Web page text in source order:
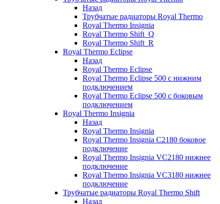
Назад
Трубчатые радиаторы Royal Thermo
Royal Thermo Insignia
Royal Thermo Shift_Q
Royal Thermo Shift_R
Royal Thermo Eclipse
Назад
Royal Thermo Eclipse
Royal Thermo Eclipse 500 с нижним
подключением
Royal Thermo Eclipse 500 с боковым
подключением
Royal Thermo Insignia
Назад
Royal Thermo Insignia
Royal Thermo Insignia C2180 боковое
подключение
Royal Thermo Insignia VC2180 нижнее
подключение
Royal Thermo Insignia VC3180 нижнее
подключение
Трубчатые радиаторы Royal Thermo Shift
Назад